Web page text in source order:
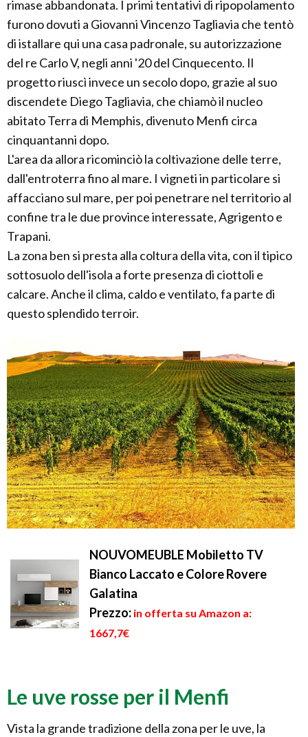
rimase abbandonata. I primi tentativi di ripopolamento
furono dovuti a Giovanni Vincenzo Tagliavia che tentò
di istallare qui una casa padronale, su autorizzazione
del re Carlo V, negli anni '20 del Cinquecento. Il
progetto riuscì invece un secolo dopo, grazie al suo
discendete Diego Tagliavia, che chiamò il nucleo
abitato Terra di Memphis, divenuto Menfi circa
cinquantanni dopo.
L'area da allora ricominciò la coltivazione delle terre,
dall'entroterra fino al mare. I vigneti in particolare si
affacciano sul mare, per poi penetrare nel territorio al
confine tra le due province interessate, Agrigento e
Trapani.
La zona ben si presta alla coltura della vita, con il tipico
sottosuolo dell'isola a forte presenza di ciottoli e
calcare. Anche il clima, caldo e ventilato, fa parte di
questo splendido terroir.
NOUVOMEUBLE Mobiletto TV
Bianco Laccato e Colore Rovere
Galatina
Prezzo: in offerta su Amazon a:
1667,7€
Le uve rosse per il Menfi
Vista la grande tradizione della zona per le uve, la